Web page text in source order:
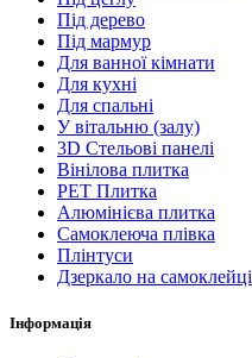
Під дерево
Під мармур
Для ванної кімнати
Для кухні
Для спальні
У вітальню (залу)
3D Стельові панелі
Вінілова плитка
PET Плитка
Алюмінієва плитка
Самоклеюча плівка
Плінтуси
Дзеркало на самоклейці
Інформація